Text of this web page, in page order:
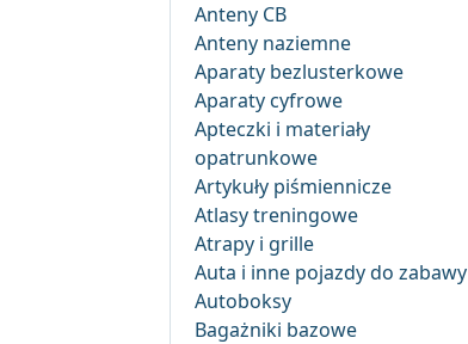
Anteny CB
Anteny naziemne
Aparaty bezlusterkowe
Aparaty cyfrowe
Apteczki i materiały
opatrunkowe
Artykuły piśmiennicze
Atlasy treningowe
Atrapy i grille
Auta i inne pojazdy do zabawy
Autoboksy
Bagażniki bazowe